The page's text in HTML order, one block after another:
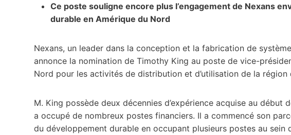
Ce poste souligne encore plus l’engagement de Nexans
durable en Amérique du Nord
Nexans, un leader dans la conception et la fabrication de
annonce la nomination de Timothy King au poste de vice-
Nord pour les activités de distribution et d’utilisation de la région
M. King possède deux décennies d’expérience acquise au début
a occupé de nombreux postes financiers. Il a commencé son
du développement durable en occupant plusieurs postes au sein